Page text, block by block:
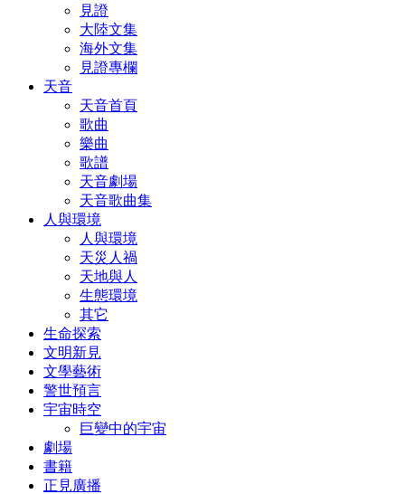
見證
大陸文集
海外文集
見證專欄
天音
天音首頁
歌曲
樂曲
歌譜
天音劇場
天音歌曲集
人與環境
人與環境
天災人禍
天地與人
生態環境
其它
生命探索
文明新見
文學藝術
警世預言
宇宙時空
巨變中的宇宙
劇場
書籍
正見廣播